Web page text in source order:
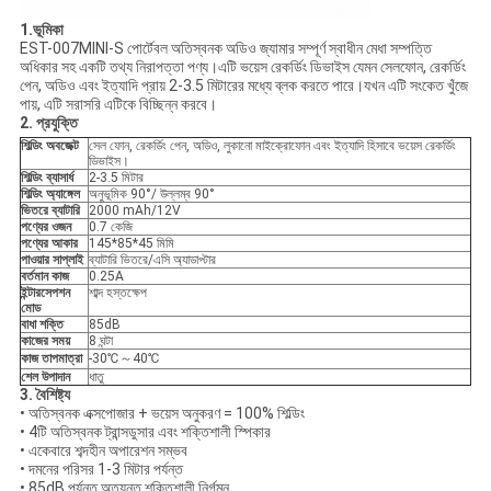
1.ভূমিকা
EST-007MINI-S পোর্টেবল অতিস্বনক অডিও জ্যামার সম্পূর্ণ স্বাধীন মেধা সম্পত্তি
অধিকার সহ একটি তথ্য নিরাপত্তা পণ্য।এটি ভয়েস রেকর্ডিং ডিভাইস যেমন সেলফোন, রেকর্ডিং
পেন, অডিও এবং ইত্যাদি প্রায় 2-3.5 মিটারের মধ্যে ব্লক করতে পারে।যখন এটি সংকেত খুঁজে
পায়, এটি সরাসরি এটিকে বিচ্ছিন্ন করবে।
2. প্রযুক্তি
শিল্ডিং অবজেক্ট
সেল ফোন, রেকর্ডিং পেন, অডিও, লুকানো মাইক্রোফোন এবং ইত্যাদি হিসাবে ভয়েস রেকর্ডিং
ডিভাইস।
শিল্ডিং ব্যাসার্ধ
2-3.5 মিটার
শিল্ডিং অ্যাঙ্গেল অনুভূমিক 90°/ উল্লম্ব 90°
ভিতরে ব্যাটারি
2000 mAh/12V
পণ্যের ওজন
0.7 কেজি
পণ্যের আকার
145*85*45 মিমি
পাওয়ার সাপ্লাই ব্যাটারি ভিতরে/এসি অ্যাডাপ্টার
বর্তমান কাজ
0.25A
ইন্টারসেপশন
মোড
শাব্দ হস্তক্ষেপ
বাধা শক্তি
85dB
কাজের সময়
8 ঘন্টা
কাজ তাপমাত্রা -30℃～40℃
শেল উপাদান
ধাতু
3. বৈশিষ্ট্য
• অতিস্বনক এক্সপোজার + ভয়েস অনুকরণ = 100% শিল্ডিং
• 4টি অতিস্বনক ট্রান্সডুসার এবং শক্তিশালী স্পিকার
• একেবারে শব্দহীন অপারেশন সম্ভব
• দমনের পরিসর 1-3 মিটার পর্যন্ত